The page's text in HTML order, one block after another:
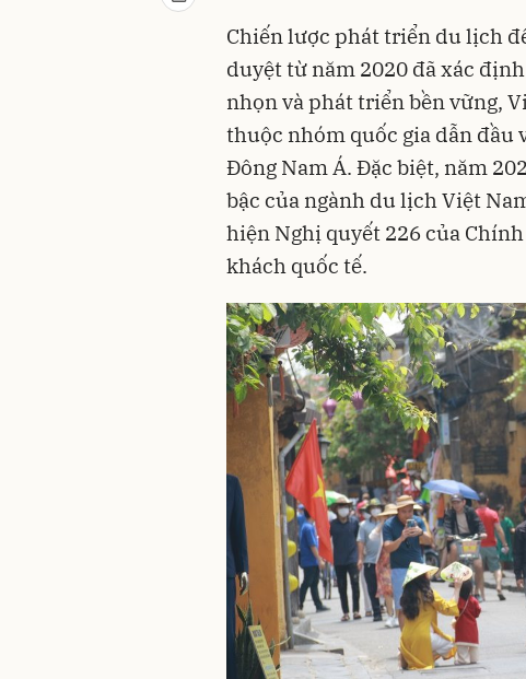
Chiến lược phát triển du lịch
duyệt từ năm 2020 đã xác
nhọn và phát triển bền vững,
thuộc nhóm quốc gia dẫn
Đông Nam Á. Đặc biệt, năm
bậc của ngành du lịch Việt
hiện Nghị quyết 226 của
khách quốc tế.